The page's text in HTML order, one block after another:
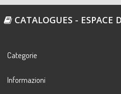
CATALOGUES - ESPACE
Categorie
Informazioni